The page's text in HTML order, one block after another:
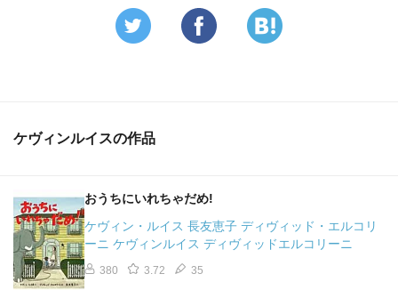
ケヴィンルイスの作品
おうちにいれちゃだめ!
ケヴィン・ルイス 長友恵子 ディヴィッド・エルコリ
ーニ ケヴィンルイス ディヴィッドエルコリーニ
380 3.72 35